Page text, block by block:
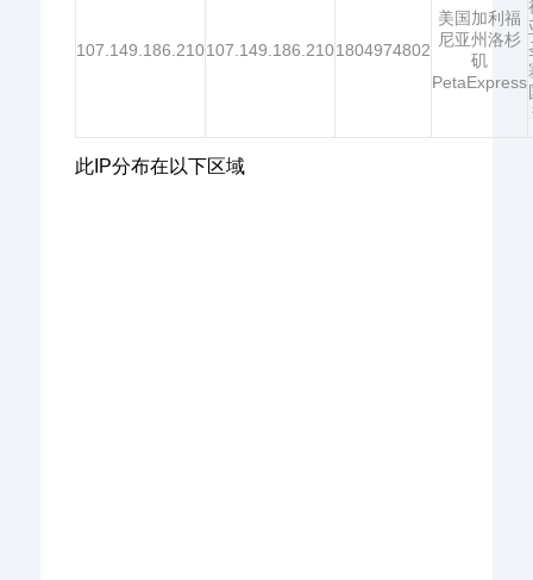
107.149.186.210107.149.186.2101804974802
美国加利福
尼亚州洛杉
矶
PetaExpress
此IP分布在以下区域